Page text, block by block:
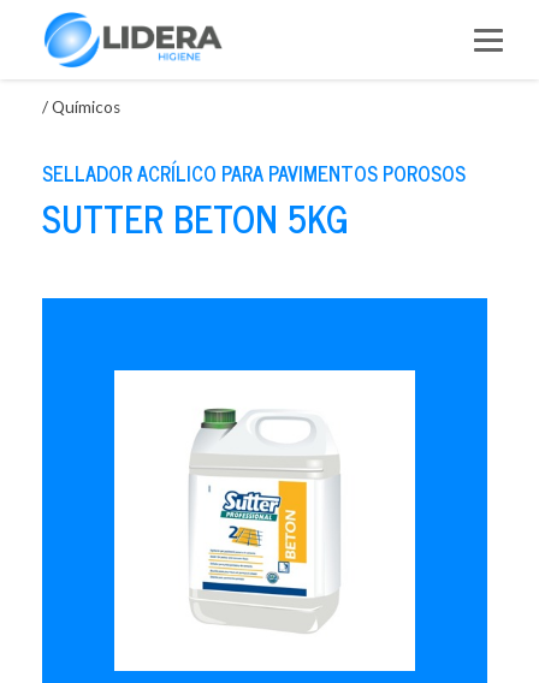
/Químicos
SELLADOR ACRÍLICO PARA PAVIMENTOS POROSOS
SUTTER BETON 5KG